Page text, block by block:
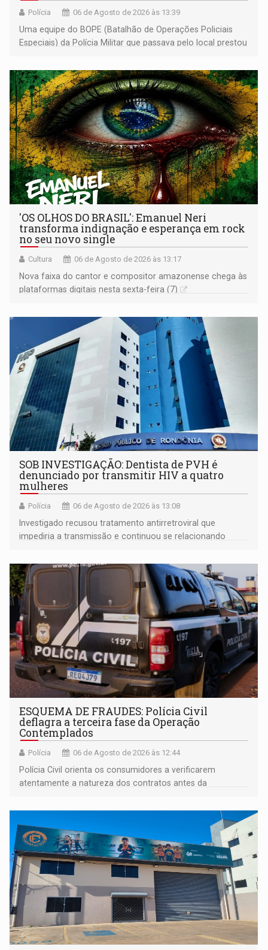
Polícia 06 de Agosto de 2026 às 13:39
Uma equipe do BOPE (Batalhão de Operações Policiais
Especiais) da Polícia Militar que passava pelo local prestou
'OS OLHOS DO BRASIL': Emanuel Neri
transforma indignação e esperança em rock
no seu novo single
Cultura 06 de Agosto de 2026 às 13:17
Nova faixa do cantor e compositor amazonense chega às
plataformas digitais nesta sexta-feira (7)
SOB INVESTIGAÇÃO: Dentista de PVH é
denunciado por transmitir HIV a quatro
mulheres
Polícia 06 de Agosto de 2026 às 13:08
Investigado recusou tratamento antirretroviral que
impediria a transmissão e continuou se relacionando
ESQUEMA DE FRAUDES: Polícia Civil
deflagra a terceira fase da Operação
Contemplados
Polícia 06 de Agosto de 2026 às 12:44
Polícia Civil orienta os consumidores a verificarem
atentamente a natureza dos contratos antes da